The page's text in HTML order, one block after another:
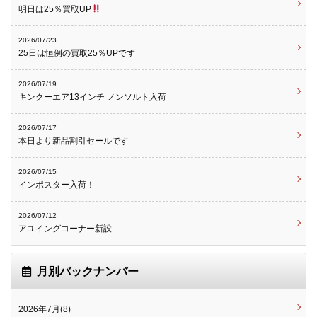
明日は25％買取UP
2026/07/23
25日は恒例の買取25％UPです
2026/07/19
キンクーエア13インチ ノンソルト入荷
2026/07/17
本日より新品割引セールです
2026/07/15
インポスター入荷！
2026/07/12
アユイングコーナー新設
月別バックナンバー
2026年7月(8)